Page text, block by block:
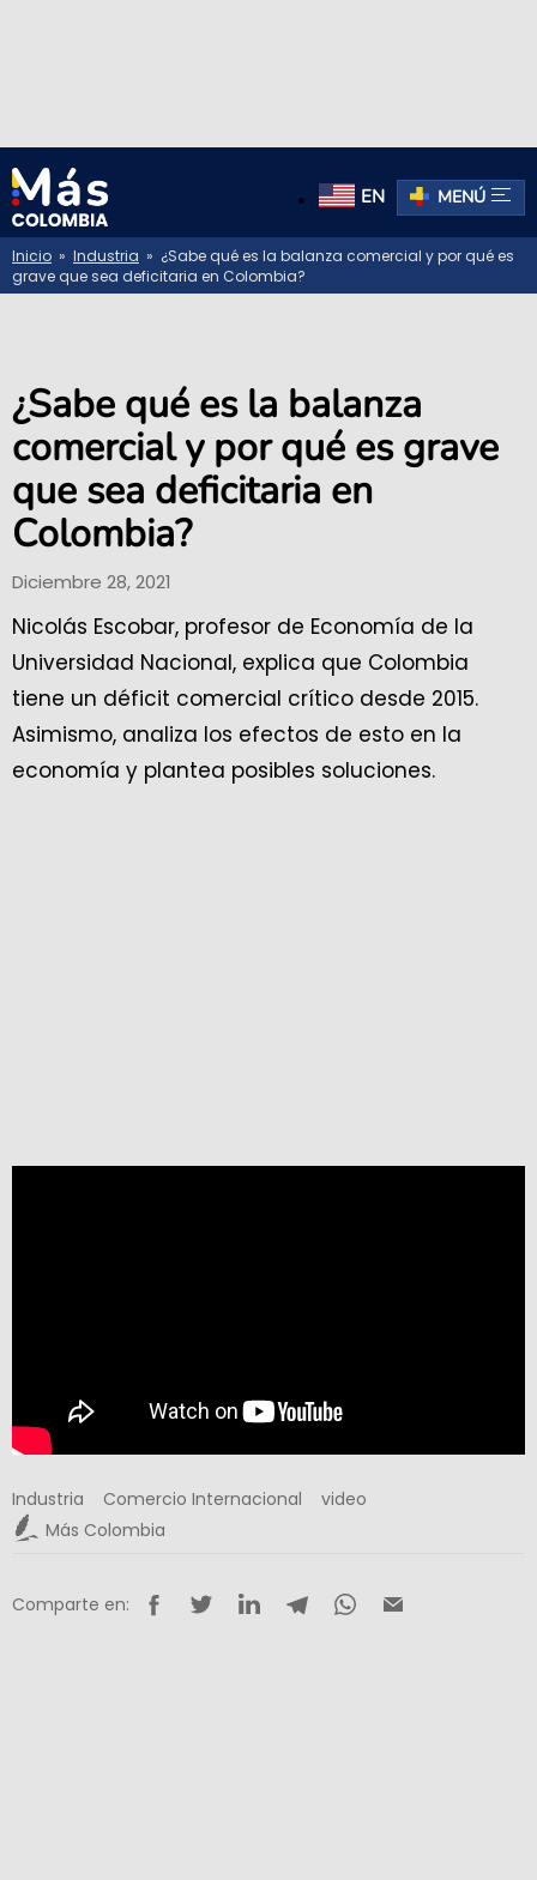
EN MENÚ
Inicio » Industria » ¿Sabe qué es la balanza comercial y por qué es
grave que sea deficitaria en Colombia?
¿Sabe qué es la balanza
comercial y por qué es grave
que sea deficitaria en
Colombia?
Diciembre 28, 2021
Nicolás Escobar, profesor de Economía de la
Universidad Nacional, explica que Colombia
tiene un déficit comercial crítico desde 2015.
Asimismo, analiza los efectos de esto en la
economía y plantea posibles soluciones.
Industria Comercio Internacional
video
Más Colombia
Comparte en: